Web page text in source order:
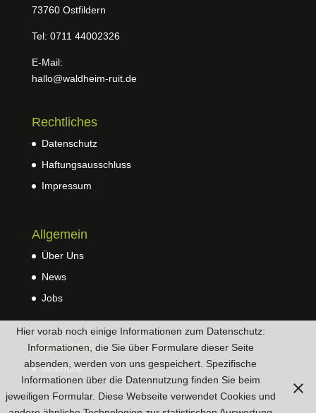
73760 Ostfildern
Tel: 0711 44002326
E-Mail:
hallo@waldheim-ruit.de
Rechtliches
Datenschutz
Haftungsausschluss
Impressum
Allgemein
Über Uns
News
Jobs
Social Media
facebook
Hier vorab noch einige Informationen zum Datenschutz:
Informationen, die Sie über Formulare dieser Seite
absenden, werden von uns gespeichert. Spezifische
Informationen über die Datennutzung finden Sie beim
jeweiligen Formular. Diese Webseite verwendet Cookies und